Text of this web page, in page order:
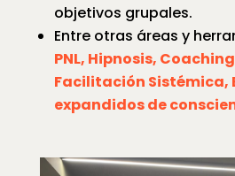
objetivos grupales.
Entre otras áreas y
PNL, Hipnosis,
Facilitación Sistémica,
expandidos de